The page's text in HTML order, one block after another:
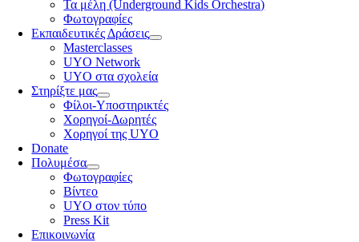
Τα μέλη (Underground Kids Orchestra)
Φωτογραφίες
Εκπαιδευτικές Δράσεις
Masterclasses
UYO Network
UYO στα σχολεία
Στηρίξτε μας
Φίλοι-Υποστηρικτές
Χορηγοί-Δωρητές
Χορηγοί της UYO
Donate
Πολυμέσα
Φωτογραφίες
Βίντεο
UYO στον τύπο
Press Kit
Επικοινωνία